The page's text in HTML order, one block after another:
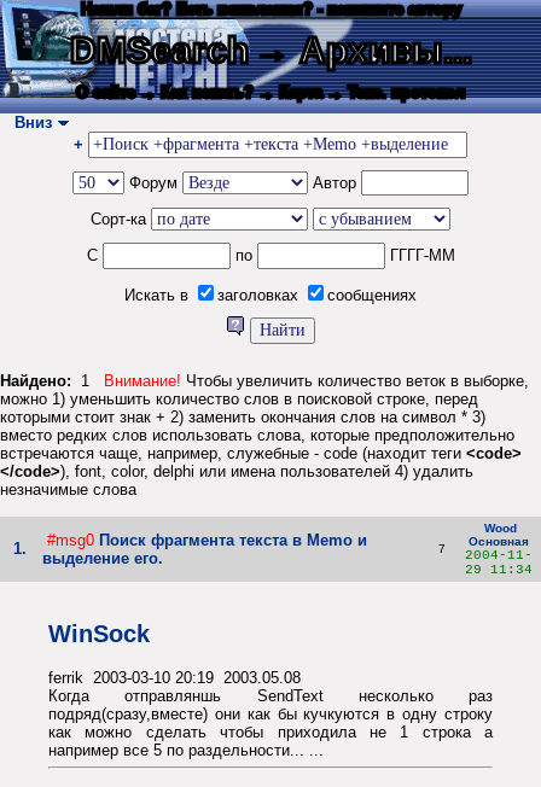
Нашли баг? Есть пожелания? - напишите автору
DMSearch→ Архивы...
О сайте → Как искать? → Карта → Текс. протокол
Вниз
+
Форум
Автор
Сорт-ка
С
по ГГГГ-ММ
Искать в заголовках сообщениях
Найдено: 1 Внимание! Чтобы увеличить количество веток в выборке,
можно 1) уменьшить количество слов в поисковой строке, перед
которыми стоит знак + 2) заменить окончания слов на символ * 3)
вместо редких слов использовать слова, которые предположительно
встречаются чаще, например, служебные - code (находит теги <code>
</code>), font, color, delphi или имена пользователей 4) удалить
незначимые слова
1. #msg0 Поиск фрагмента текста в Memo и
выделение его.
7
Wood
Основная
2004-11-
29 11:34
WinSock
ferrik 2003-03-10 20:19 2003.05.08
Когда отправляншь SendText несколько раз
подряд(сразу,вместе) они как бы кучкуются в одну строку
как можно сделать чтобы приходила не 1 строка а
например все 5 по раздельности... ...